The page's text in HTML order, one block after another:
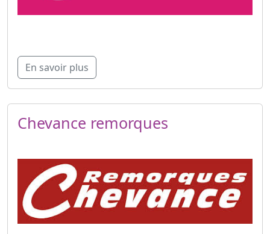
En savoir plus
Chevance remorques